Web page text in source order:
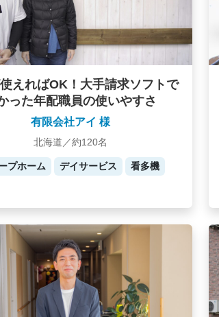
えればOK！大手請求ソフトで
った年配職員の使いやすさ
有限会社アイ 様
北海道／約120名
プホーム デイサービス 看多機